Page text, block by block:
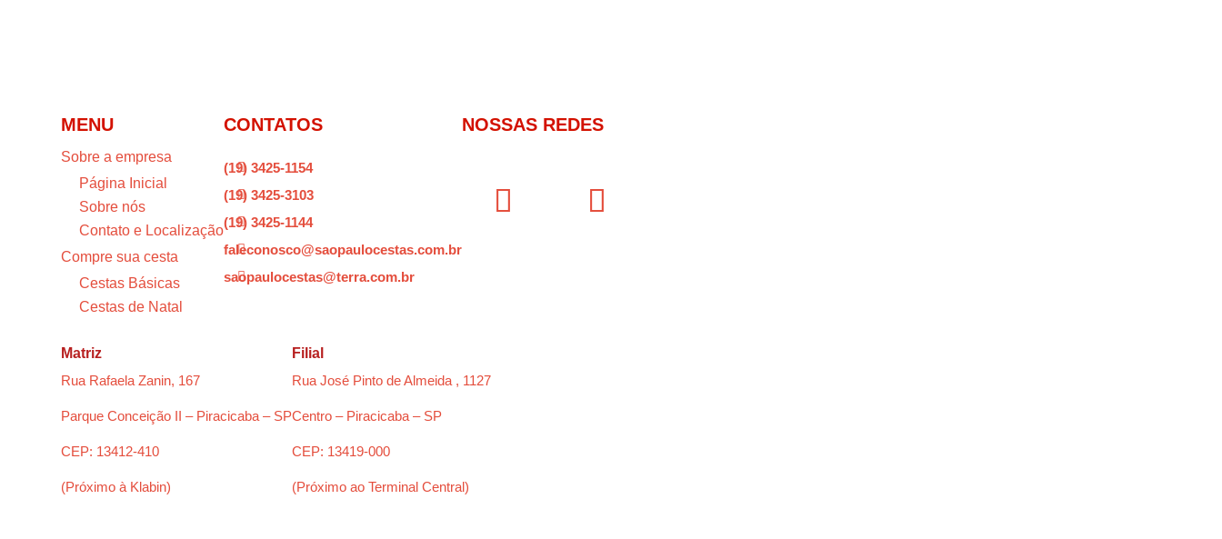
MENU
Sobre a empresa
Página Inicial
Sobre nós
Contato e Localização
Compre sua cesta
Cestas Básicas
Cestas de Natal
CONTATOS

(19) 3425-1154

(19) 3425-3103

(19) 3425-1144

faleconosco@saopaulocestas.com.br

saopaulocestas@terra.com.br
NOSSAS REDES
Matriz
Rua Rafaela Zanin, 167
Parque Conceição II – Piracicaba – SP
CEP: 13412-410
(Próximo à Klabin)
Filial
Rua José Pinto de Almeida , 1127
Centro – Piracicaba – SP
CEP: 13419-000
(Próximo ao Terminal Central)